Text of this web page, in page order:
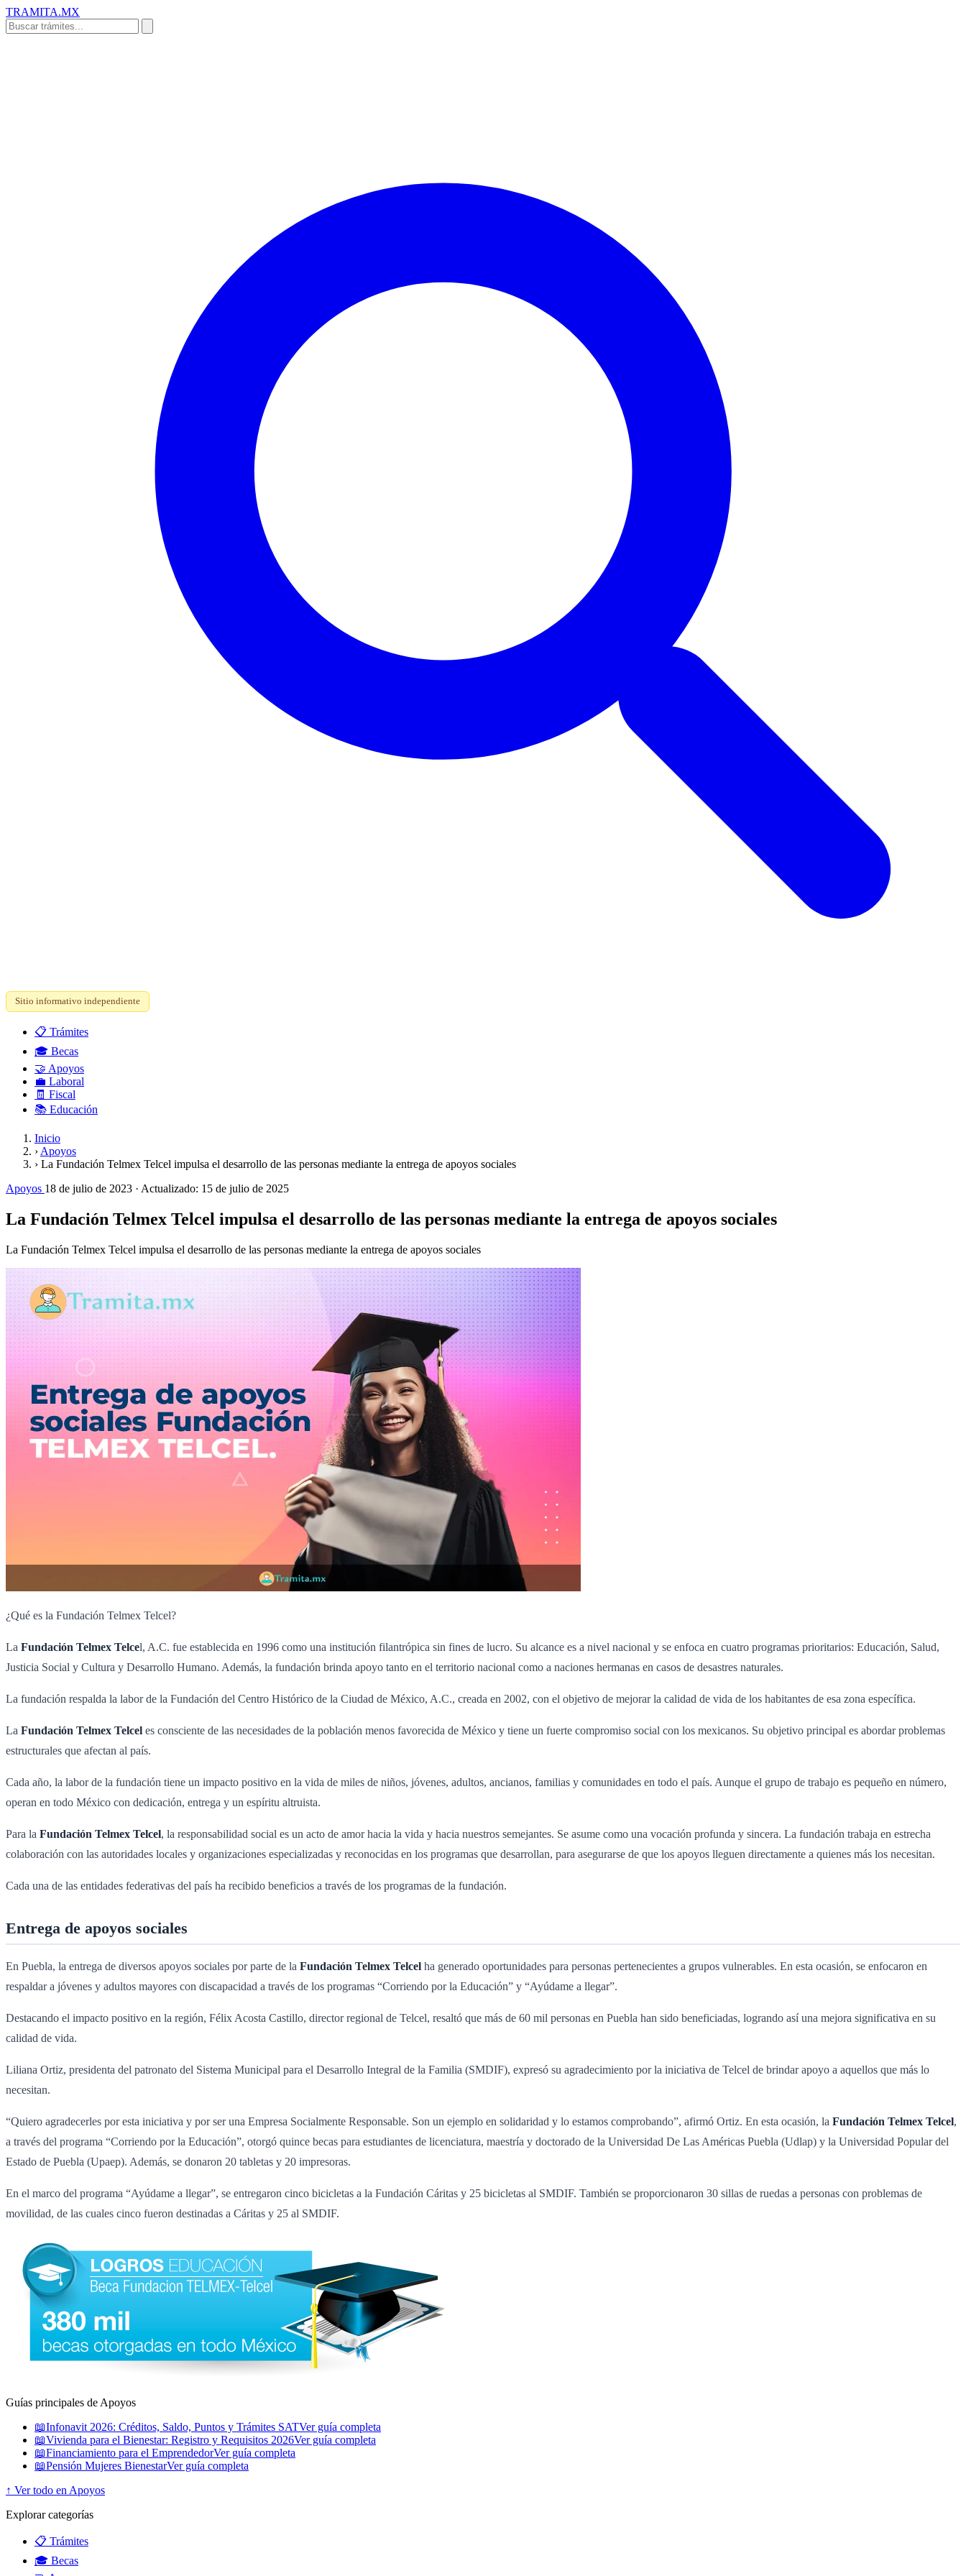
TRAMITA.MX
Sitio informativo independiente
📋 Trámites
🎓 Becas
🤝 Apoyos
💼 Laboral
🧾 Fiscal
📚 Educación
Inicio
› Apoyos
› La Fundación Telmex Telcel impulsa el desarrollo de las personas mediante la entrega de apoyos sociales
Apoyos 18 de julio de 2023 · Actualizado: 15 de julio de 2025
La Fundación Telmex Telcel impulsa el desarrollo de las personas mediante la entrega de apoyos sociales
La Fundación Telmex Telcel impulsa el desarrollo de las personas mediante la entrega de apoyos sociales
¿Qué es la Fundación Telmex Telcel?
La Fundación Telmex Telcel, A.C. fue establecida en 1996 como una institución filantrópica sin fines de lucro. Su alcance es a nivel nacional y se enfoca en cuatro programas prioritarios: Educación, Salud,
Justicia Social y Cultura y Desarrollo Humano. Además, la fundación brinda apoyo tanto en el territorio nacional como a naciones hermanas en casos de desastres naturales.
La fundación respalda la labor de la Fundación del Centro Histórico de la Ciudad de México, A.C., creada en 2002, con el objetivo de mejorar la calidad de vida de los habitantes de esa zona específica.
La Fundación Telmex Telcel es consciente de las necesidades de la población menos favorecida de México y tiene un fuerte compromiso social con los mexicanos. Su objetivo principal es abordar problemas
estructurales que afectan al país.
Cada año, la labor de la fundación tiene un impacto positivo en la vida de miles de niños, jóvenes, adultos, ancianos, familias y comunidades en todo el país. Aunque el grupo de trabajo es pequeño en número,
operan en todo México con dedicación, entrega y un espíritu altruista.
Para la Fundación Telmex Telcel, la responsabilidad social es un acto de amor hacia la vida y hacia nuestros semejantes. Se asume como una vocación profunda y sincera. La fundación trabaja en estrecha
colaboración con las autoridades locales y organizaciones especializadas y reconocidas en los programas que desarrollan, para asegurarse de que los apoyos lleguen directamente a quienes más los necesitan.
Cada una de las entidades federativas del país ha recibido beneficios a través de los programas de la fundación.
Entrega de apoyos sociales
En Puebla, la entrega de diversos apoyos sociales por parte de la Fundación Telmex Telcel ha generado oportunidades para personas pertenecientes a grupos vulnerables. En esta ocasión, se enfocaron en
respaldar a jóvenes y adultos mayores con discapacidad a través de los programas “Corriendo por la Educación” y “Ayúdame a llegar”.
Destacando el impacto positivo en la región, Félix Acosta Castillo, director regional de Telcel, resaltó que más de 60 mil personas en Puebla han sido beneficiadas, logrando así una mejora significativa en su
calidad de vida.
Liliana Ortiz, presidenta del patronato del Sistema Municipal para el Desarrollo Integral de la Familia (SMDIF), expresó su agradecimiento por la iniciativa de Telcel de brindar apoyo a aquellos que más lo
necesitan.
“Quiero agradecerles por esta iniciativa y por ser una Empresa Socialmente Responsable. Son un ejemplo en solidaridad y lo estamos comprobando”, afirmó Ortiz. En esta ocasión, la Fundación Telmex Telcel,
a través del programa “Corriendo por la Educación”, otorgó quince becas para estudiantes de licenciatura, maestría y doctorado de la Universidad De Las Américas Puebla (Udlap) y la Universidad Popular del
Estado de Puebla (Upaep). Además, se donaron 20 tabletas y 20 impresoras.
En el marco del programa “Ayúdame a llegar”, se entregaron cinco bicicletas a la Fundación Cáritas y 25 bicicletas al SMDIF. También se proporcionaron 30 sillas de ruedas a personas con problemas de
movilidad, de las cuales cinco fueron destinadas a Cáritas y 25 al SMDIF.
Guías principales de Apoyos
📖Infonavit 2026: Créditos, Saldo, Puntos y Trámites SATVer guía completa
📖Vivienda para el Bienestar: Registro y Requisitos 2026Ver guía completa
📖Financiamiento para el EmprendedorVer guía completa
📖Pensión Mujeres BienestarVer guía completa
↑ Ver todo en Apoyos
Explorar categorías
📋 Trámites
🎓 Becas